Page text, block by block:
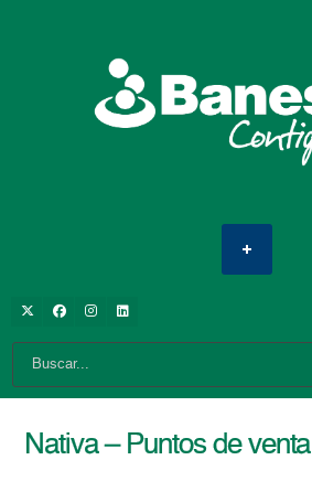
Nativa – Puntos de venta